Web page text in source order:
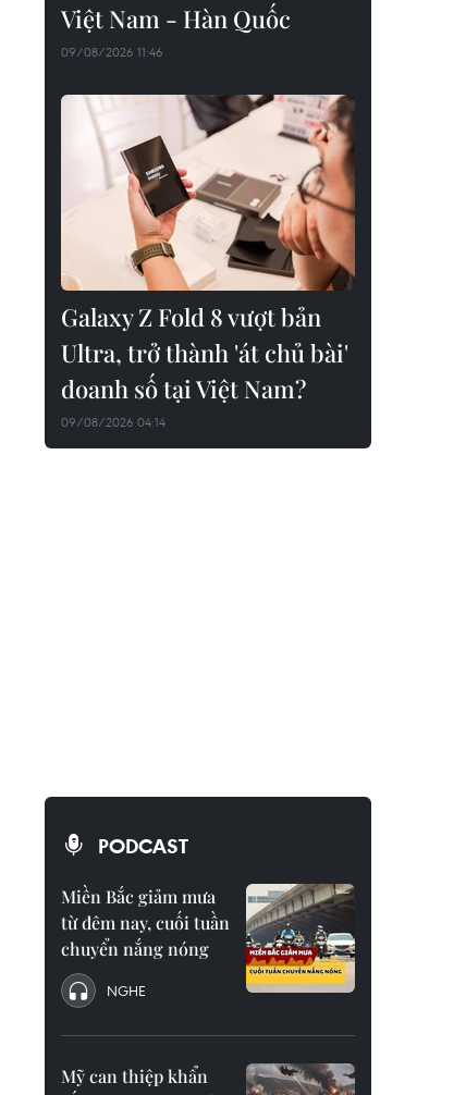
Việt Nam - Hàn Quốc
09/08/2026 11:46
Galaxy Z Fold 8 vượt bản
Ultra, trở thành 'át chủ bài'
doanh số tại Việt Nam?
09/08/2026 04:14
PODCAST
Miền Bắc giảm mưa
từ đêm nay, cuối tuần
chuyển nắng nóng
NGHE
Mỹ can thiệp khẩn